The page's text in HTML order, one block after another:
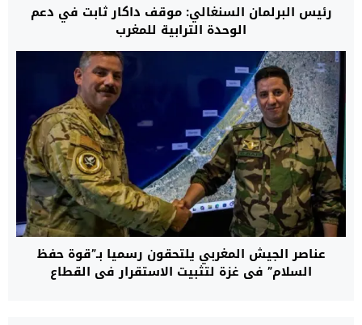
رئيس البرلمان السنغالي: موقف داكار ثابت في دعم
الوحدة الترابية للمغرب
عناصر الجيش المغربي يلتحقون رسميا بـ”قوة حفظ
السلام” في غزة لتثبيت الاستقرار في القطاع